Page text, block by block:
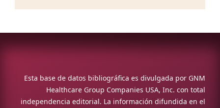
Esta base de datos bibliográfica es divulgada por GNM
Healthcare Group Companies USA, Inc. con total
independencia editorial. La información difundida en el